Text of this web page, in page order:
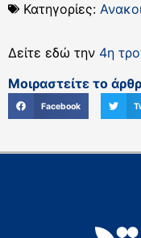
Κατηγορίες:
Δείτε εδώ την 4η
Μοιραστείτε το
Facebook